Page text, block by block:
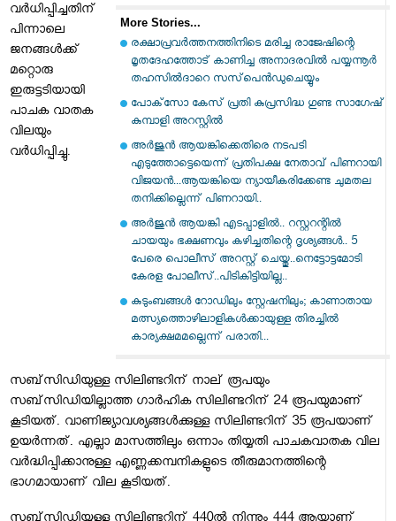
More Stories...
രക്ഷാപ്രവര്‍ത്തനത്തിനിടെ മരിച്ച രാജേഷിന്റെ
മൃതദേഹത്തോട് കാണിച്ച അനാദരവില്‍ പയ്യന്നൂര്‍
തഹസില്‍ദാറെ സസ്‌പെന്‍ഡുചെയ്യും
പോക്‌സോ കേസ് പ്രതി കുപ്രസിദ്ധ ഗുണ്ട സാഗേഷ്
കുമ്പാളി അറസ്റ്റില്‍
അർജുൻ ആയങ്കിക്കെതിരെ നടപടി
എടുത്തോട്ടെയെന്ന് പ്രതിപക്ഷ നേതാവ് പിണറായി
വിജയൻ...ആയങ്കിയെ ന്യായീകരിക്കേണ്ട ചുമതല
തനിക്കില്ലെന്ന് പിണറായി..
അർജുൻ ആയങ്കി എടപ്പാളിൽ.. റസ്റ്ററന്റിൽ
ചായയും ഭക്ഷണവും കഴിച്ചതിന്റെ ദൃശ്യങ്ങൾ.. 5
പേരെ പൊലീസ് അറസ്റ്റ് ചെയ്തു..നെട്ടോട്ടമോടി
കേരള പോലീസ്..പിടികിട്ടിയില്ല..
കുടുംബങ്ങൾ റോഡിലും സ്റ്റേഷനിലും; കാണാതായ
മത്സ്യത്തൊഴിലാളികൾക്കായുള്ള തിരച്ചിൽ
കാര്യക്ഷമമല്ലെന്ന് പരാതി...
വര്‍ധിപ്പിച്ചതിന്‌
പിന്നാലെ
ജനങ്ങള്‍ക്ക്‌
മറ്റൊരു
ഇരുട്ടടിയായി
പാചക വാതക
വിലയും
വര്‍ധിപ്പിച്ചു.
സബ്‌സിഡിയുള്ള സിലിണ്ടറിന് നാല് രൂപയും
സബ്‌സിഡിയില്ലാത്ത ഗാര്‍ഹിക സിലിണ്ടറിന് 24 രൂപയുമാണ്
കൂടിയത്. വാണിജ്യാവശ്യങ്ങള്‍ക്കുള്ള സിലിണ്ടറിന് 35 രൂപയാണ്
ഉയര്‍ന്നത്. എല്ലാ മാസത്തിലും ഒന്നാം തിയ്യതി പാചകവാതക വില
വര്‍ദ്ധിപ്പിക്കാനുള്ള എണ്ണക്കമ്പനികളുടെ തീരുമാനത്തിന്റെ
ഭാഗമായാണ് വില കൂടിയത്.